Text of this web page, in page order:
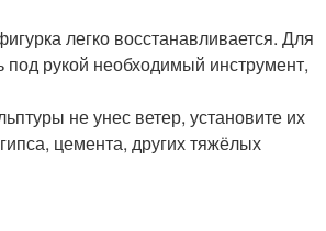
легко восстанавливается. Для
под рукой необходимый инструмент,
не унес ветер, установите их
цемента, других тяжёлых